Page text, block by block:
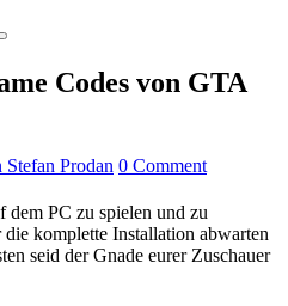
Codes von GTA
Stefan Prodan 0 Comment
PC zu spielen und zu
die komplette Installation abwarten
seid der Gnade eurer Zuschauer